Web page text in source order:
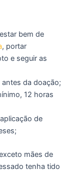
bem de
, portar
e seguir as
da doação;
12 horas
de
mães de
tenha tido